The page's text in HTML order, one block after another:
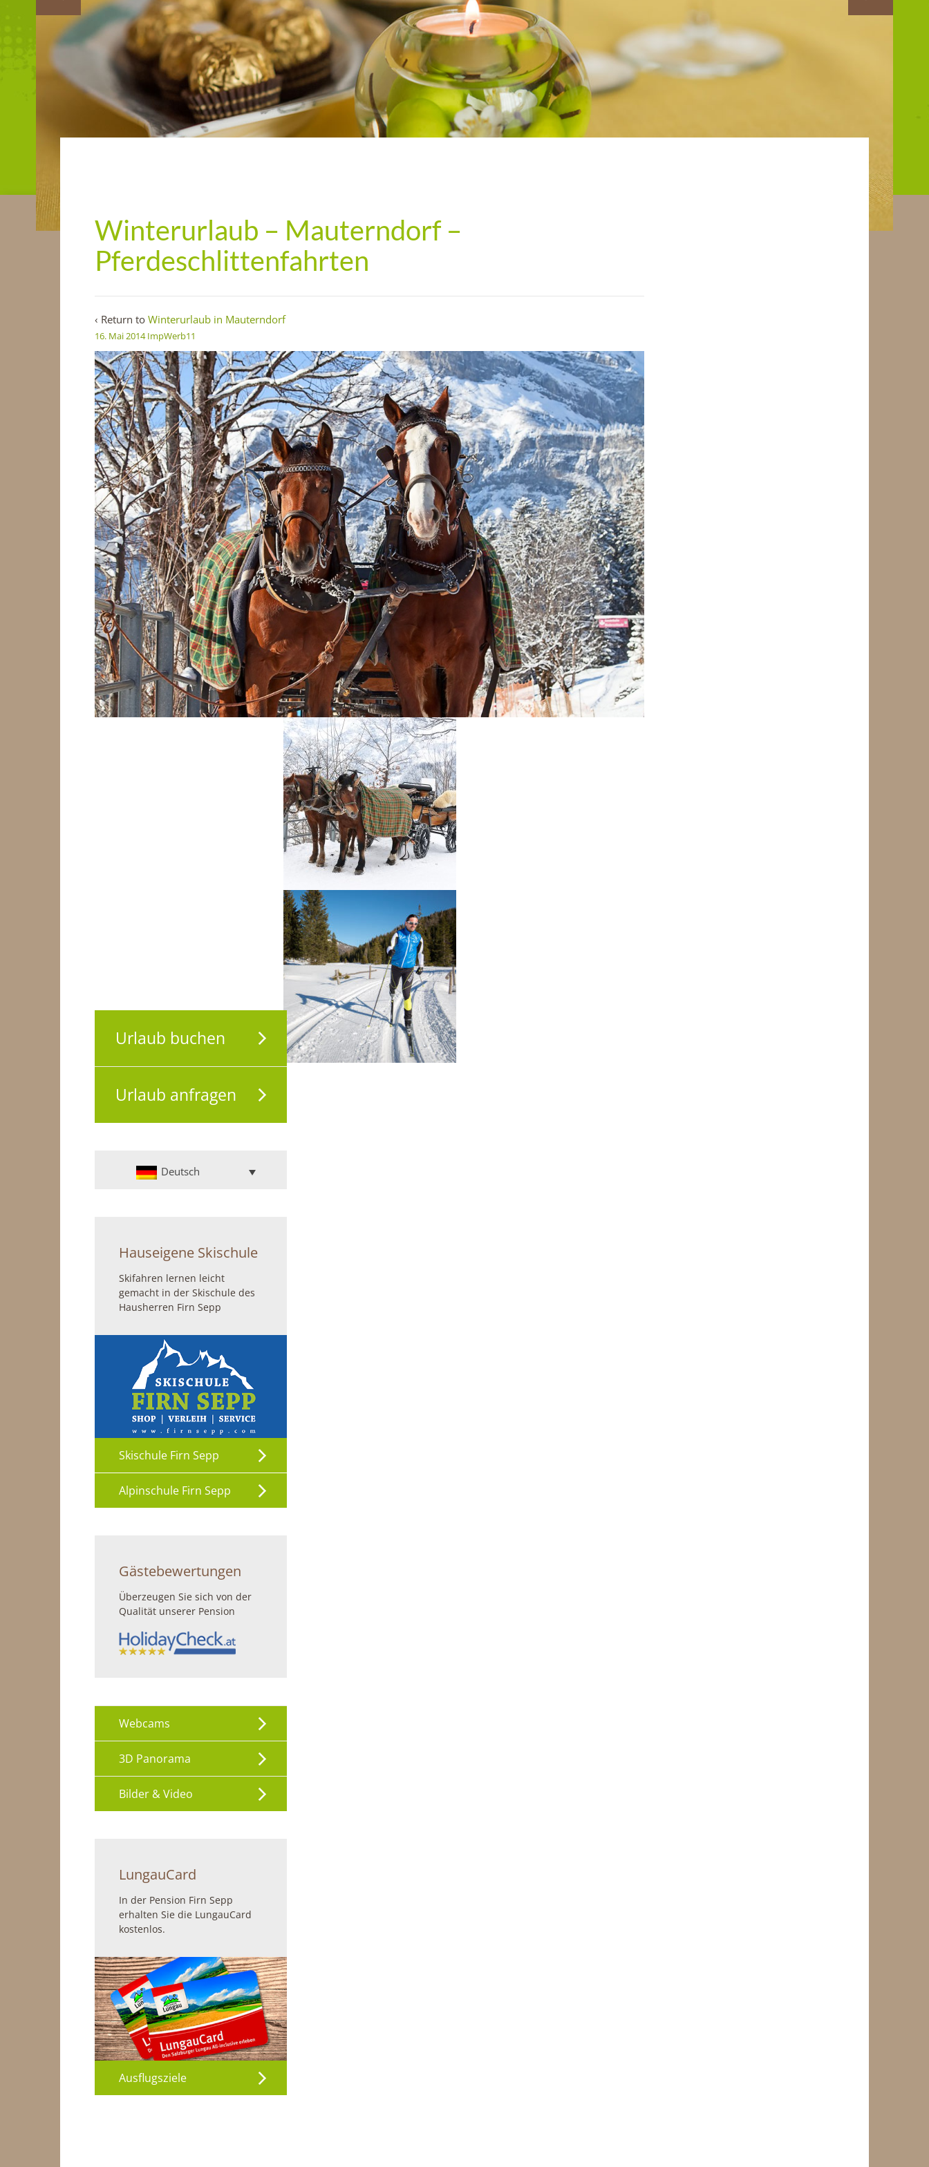
Winterurlaub – Mauterndorf –
Pferdeschlittenfahrten
‹ Return to Winterurlaub in Mauterndorf
16. Mai 2014 ImpWerb11
Urlaub buchen
Urlaub anfragen
Deutsch
Hauseigene Skischule
Skifahren lernen leicht
gemacht in der Skischule des
Hausherren Firn Sepp
Skischule Firn Sepp
Alpinschule Firn Sepp
Gästebewertungen
Überzeugen Sie sich von der
Qualität unserer Pension
Webcams
3D Panorama
Bilder & Video
LungauCard
In der Pension Firn Sepp
erhalten Sie die LungauCard
kostenlos.
Ausflugsziele